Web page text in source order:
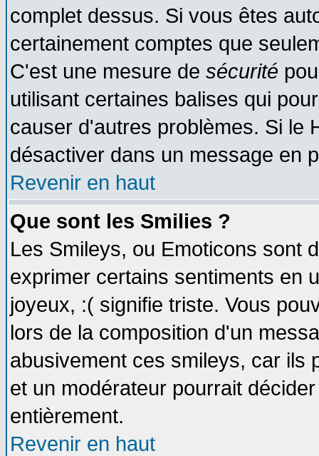
complet dessus. Si vous êtes
certainement comptes que
C'est une mesure de sécurité
utilisant certaines balises qui
causer d'autres problèmes. Si le
désactiver dans un message en
Revenir en haut
Que sont les Smilies ?
Les Smileys, ou Emoticons sont
exprimer certains sentiments en
joyeux, :( signifie triste. Vous
lors de la composition d'un
abusivement ces smileys, car ils
et un modérateur pourrait
entièrement.
Revenir en haut